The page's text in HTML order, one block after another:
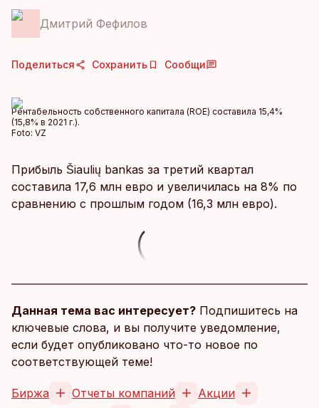
Дмитрий Фефилов
Поделиться Сохранить Сообщи
Рентабельность собственного капитала (ROE) составила 15,4%
(15,8% в 2021 г.).
Foto: VZ
Прибыль Šiaulių bankas за третий квартал
составила 17,6 млн евро и увеличилась на 8% по
сравнению с прошлым годом (16,3 млн евро).
Данная тема вас интересует? Подпишитесь на
ключевые слова, и вы получите уведомление,
если будет опубликовано что-то новое по
соответствующей теме!
Биржа Отчеты компаний
Акции